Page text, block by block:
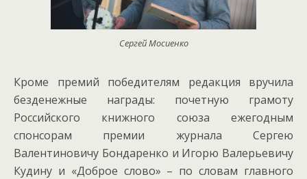
Сергей Мосиенко
Кроме премий победителям редакция вручила
безденежные награды: почетную грамоту
Российского книжного союза ежегодным
спонсорам премии журнала Сергею
Валентиновичу Бондаренко и Игорю Валерьевичу
Кудину и «Доброе слово» – по словам главного